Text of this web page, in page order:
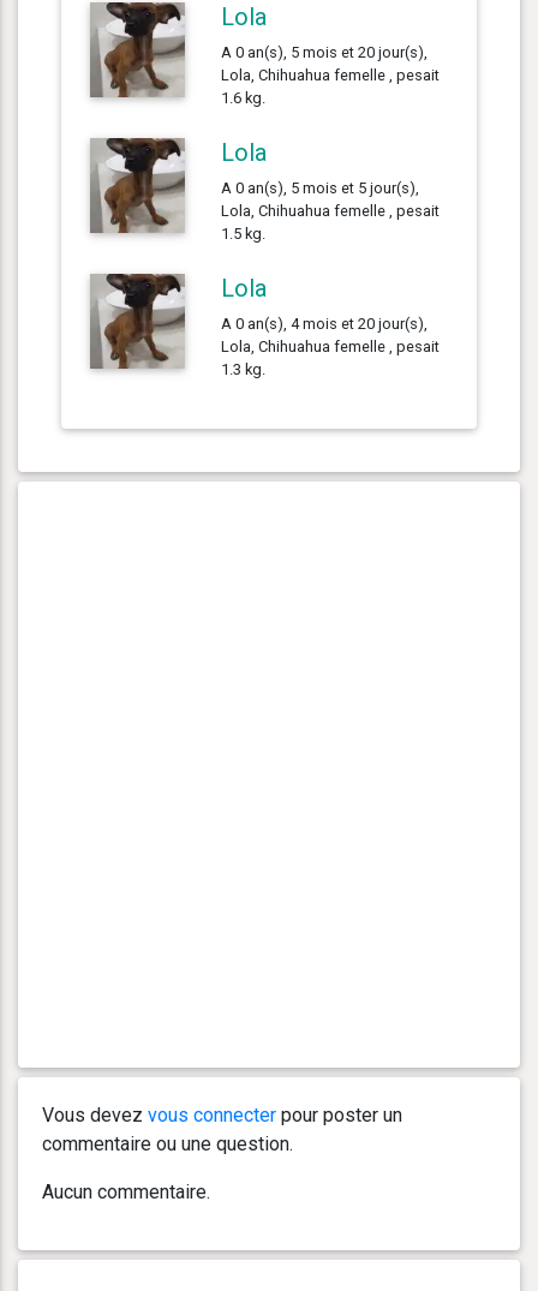
Lola
A 0 an(s), 5 mois et 20 jour(s),
Lola, Chihuahua femelle , pesait
1.6 kg.
Lola
A 0 an(s), 5 mois et 5 jour(s),
Lola, Chihuahua femelle , pesait
1.5 kg.
Lola
A 0 an(s), 4 mois et 20 jour(s),
Lola, Chihuahua femelle , pesait
1.3 kg.
Vous devez vous connecter pour poster un
commentaire ou une question.
Aucun commentaire.